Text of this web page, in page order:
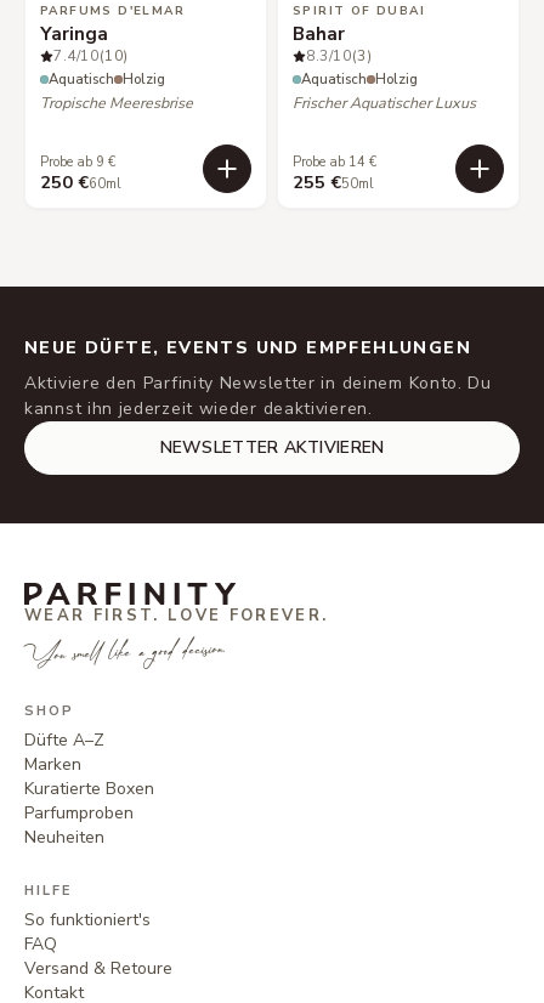
PARFUMS D'ELMAR
Yaringa
7.4/10(10)
Aquatisch Holzig
Tropische Meeresbrise
Probe ab 9 €
250 €60ml
SPIRIT OF DUBAI
Bahar
8.3/10(3)
Aquatisch Holzig
Frischer Aquatischer Luxus
Probe ab 14 €
255 €50ml
NEUE DÜFTE, EVENTS UND EMPFEHLUNGEN
Aktiviere den Parfinity Newsletter in deinem Konto. Du
kannst ihn jederzeit wieder deaktivieren.
NEWSLETTER AKTIVIEREN
WEAR FIRST. LOVE FOREVER.
You smell like a good decision.
SHOP
Düfte A–Z
Marken
Kuratierte Boxen
Parfumproben
Neuheiten
HILFE
So funktioniert's
FAQ
Versand & Retoure
Kontakt